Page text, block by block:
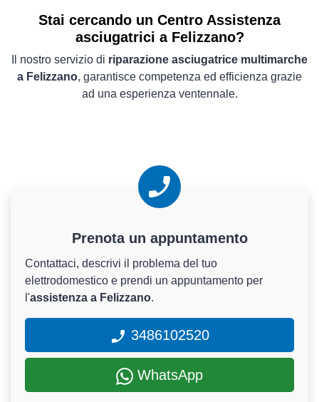
Stai cercando un Centro Assistenza
asciugatrici a Felizzano?
Il nostro servizio di riparazione asciugatrice multimarche
a Felizzano, garantisce competenza ed efficienza grazie
ad una esperienza ventennale.
Prenota un appuntamento
Contattaci, descrivi il problema del tuo
elettrodomestico e prendi un appuntamento per
l'assistenza a Felizzano.
3486102520
WhatsApp